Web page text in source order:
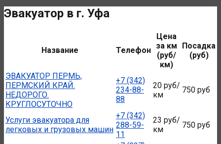
Эвакуатор в г. Уфа
Название Телефон
Цена
за км
(руб/
км)
Посадка
(руб)
ЭВАКУАТОР ПЕРМЬ,
ПЕРМСКИЙ КРАЙ.
НЕДОРОГО.
КРУГЛОСУТОЧНО
+7 (342)
234-88-
88
20 руб/
км
750 руб
Услуги эвакуатора для
легковых и грузовых машин
+7 (342)
288-59-
11
23 руб/
км
750 руб